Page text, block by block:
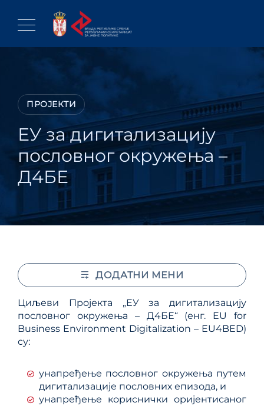
content
ПРОЈЕКТИ
ЕУ за дигитализацију
пословног окружења –
Д4БЕ
Циљеви Пројектa „ЕУ за дигитализацију
пословног окружења – Д4БЕ“ (енг. EU for
Business Environment Digitalization – EU4BED)
су:
унапређење пословног окружења путем
дигитализације пословних епизода, и
унапређење кориснички оријентисаног
ДОДАТНИ МЕНИ